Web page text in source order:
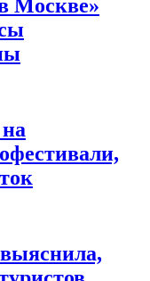
Москве»